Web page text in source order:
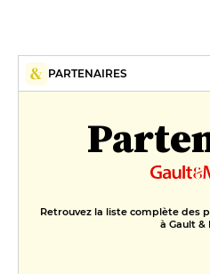
PARTENAIRES
Retrouvez la liste complète des
à Gault &